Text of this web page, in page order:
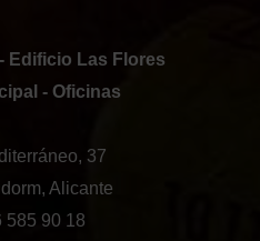
Edificio Las Flores
- Oficinas
37
Alicante
585 90 18